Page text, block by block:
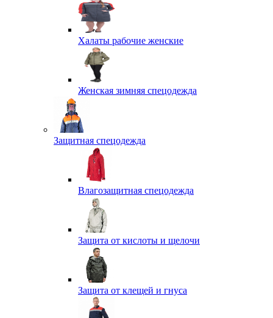
Халаты рабочие женские
Женская зимняя спецодежда
Защитная спецодежда
Влагозащитная спецодежда
Защита от кислоты и щелочи
Защита от клещей и гнуса